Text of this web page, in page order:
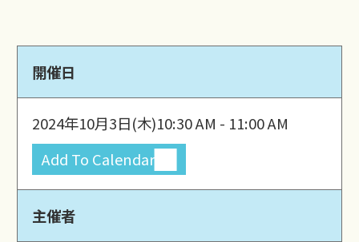
開催日
2024年10月3日(木)10:30 AM - 11:00 AM
Add To Calendar
主催者